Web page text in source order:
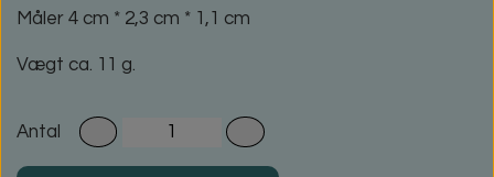
Måler 4 cm * 2,3 cm * 1,1 cm
Vægt ca. 11 g.
Antal